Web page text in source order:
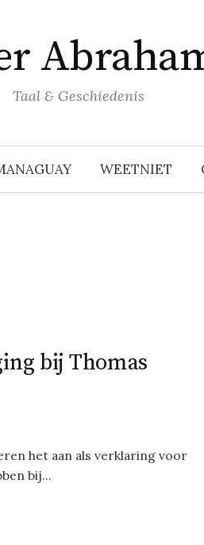
Taal & Geschiedenis
WEETNIET
bij Thomas
het aan als verklaring voor
bij...